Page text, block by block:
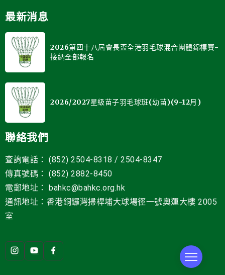
最新消息
2026第四十八屆會長盃全港羽毛球混合團體錦標賽-
接納全部報名
2026/2027星級苗子羽毛球班(幼苗)(9-12月)
聯絡我們
查詢電話： (852) 2504-8318 / 2504-8347
傳真號碼： (852) 2882-8450
電郵地址 ： bahkc@bahkc.org.hk
通訊地址：香港銅鑼灣掃桿埔大球場徑一號奧運大樓 2005
室